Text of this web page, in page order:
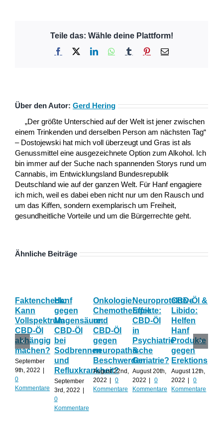
Teile das: Wähle deine Plattform!
Facebook LinkedInWhatsApp
Tumblr Pinterest
E-
Über den Autor: Gerd Hering
„Der größte Unterschied auf der Welt ist jener zwischen
einem Trinkenden und derselben Person am nächsten Tag“
– Dostojewski hat mich voll überzeugt und Gras ist als
Genussmittel eine ausgezeichnete Option zum Alkohol. Ich
bin immer auf der Suche nach spannenden Storys rund um
Cannabis, im Entwicklungsland Bundesrepublik
Deutschland wie auf der ganzen Welt. Für Hanf engagiere
ich mich, weil es dabei eben nicht nur um den Rausch und
um das Kiffen, sondern exemplarisch um Freiheit,
gesundheitliche Vorteile und um die Bürgerrechte geht.
Ähnliche Beiträge
Faktencheck:
Kann
Vollspektrum
CBD-Öl
abhängig
machen?
September
9th, 2022
0
Kommentare
Hanf
gegen
Magensäure:
CBD-Öl
bei
Sodbrennen
und
Refluxkrankheit?
September
3rd, 2022
0
Kommentare
Onkologie:
Chemotherapie
und
CBD-Öl
gegen
neuropathische
Beschwerden
August 22nd,
2022
0
Kommentare
Neuroprotektive
Effekte:
CBD-Öl
in
Psychiatrie
&
Geriatrie?
August 20th,
2022
0
Kommentare
CBD-Öl &
Libido:
Helfen
Hanf
Produkte
gegen
August 12th,
2022
0
Kommentare